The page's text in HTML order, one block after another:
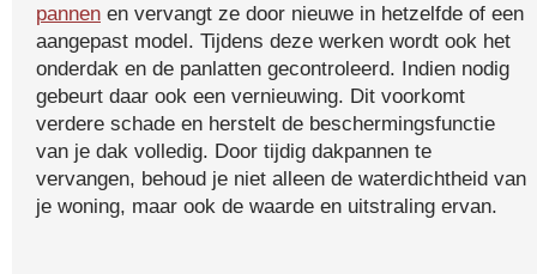
pannen en vervangt ze door nieuwe in hetzelfde of een
aangepast model. Tijdens deze werken wordt ook het
onderdak en de panlatten gecontroleerd. Indien nodig
gebeurt daar ook een vernieuwing. Dit voorkomt
verdere schade en herstelt de beschermingsfunctie
van je dak volledig. Door tijdig dakpannen te
vervangen, behoud je niet alleen de waterdichtheid van
je woning, maar ook de waarde en uitstraling ervan.